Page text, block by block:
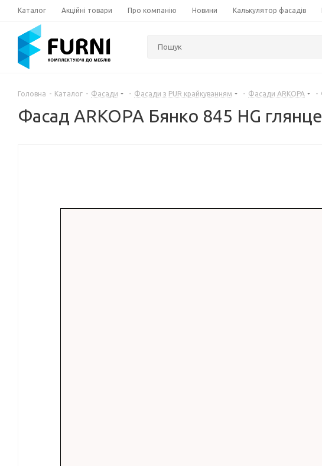
Каталог Акційні товари Про компанію Новини Калькулятор фасадів
Головна - Каталог - Фасади - Фасади з PUR крайкуванням - Фасади ARKOPA -
Фасад ARKOPA Бянко 845 HG